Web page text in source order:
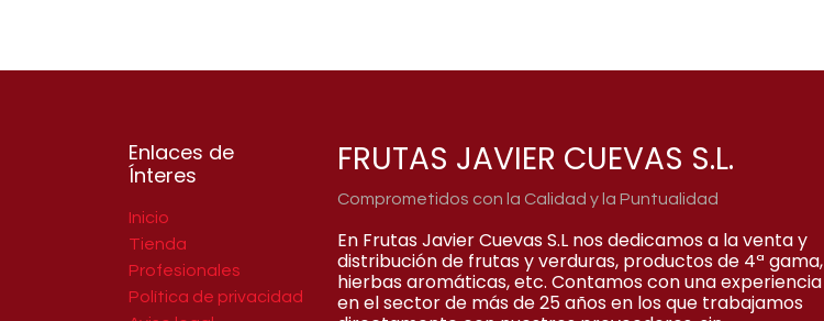
Enlaces de
Ínteres
Inicio
Tienda
Profesionales
Política de privacidad
FRUTAS JAVIER CUEVAS S.L.
Comprometidos con la Calidad y la Puntualidad
En Frutas Javier Cuevas S.L nos dedicamos a la venta y
distribución de frutas y verduras, productos de 4ª gama,
hierbas aromáticas, etc. Contamos con una experiencia
en el sector de más de 25 años en los que trabajamos